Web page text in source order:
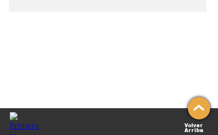
Volver
Arriba